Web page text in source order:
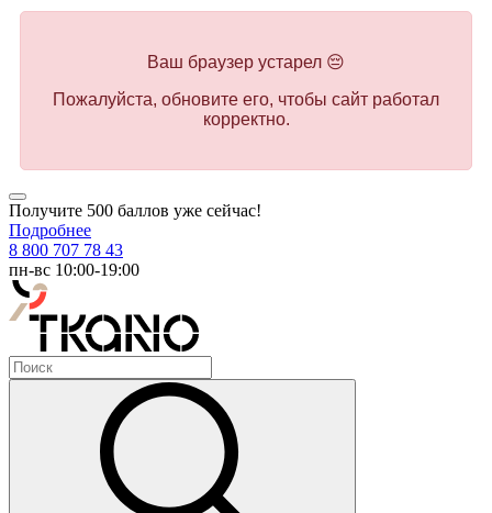
Ваш браузер устарел 😔
Пожалуйста, обновите его, чтобы сайт работал
корректно.
Получите 500 баллов уже сейчас!
Подробнее
8 800 707 78 43
пн-вс 10:00-19:00